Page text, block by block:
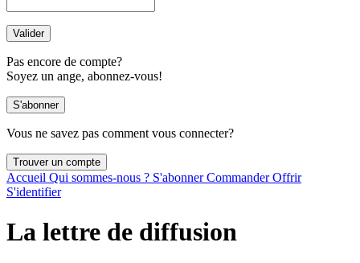
Pas encore de compte?
Soyez un ange, abonnez-vous!
Vous ne savez pas comment vous connecter?
Accueil Qui sommes-nous ? S'abonnerCommanderOffrir
S'identifier
La lettre de diffusion